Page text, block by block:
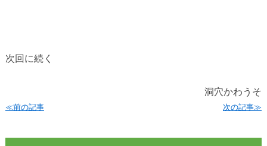
次回に続く
洞穴かわうそ
≪前の記事 次の記事≫